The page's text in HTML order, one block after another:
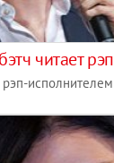
читает рэп
исполнителем